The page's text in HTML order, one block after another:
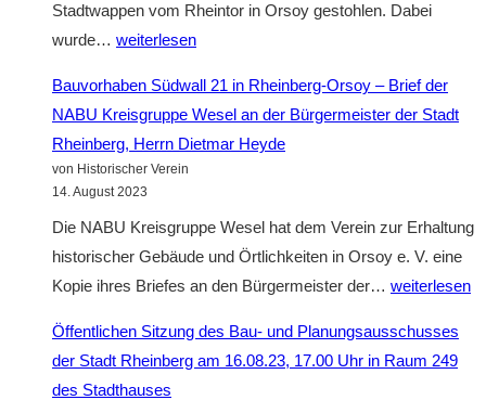
Stadtwappen vom Rheintor in Orsoy gestohlen. Dabei
wurde… Diebstahl
Orsoyer
Stadtwappen
vom
Rheintor
weiterlesen
Bauvorhaben Südwall 21 in Rheinberg-Orsoy – Brief der
NABU Kreisgruppe Wesel an der Bürgermeister der Stadt
Rheinberg, Herrn Dietmar Heyde
von Historischer Verein
14. August 2023
Die NABU Kreisgruppe Wesel hat dem Verein zur Erhaltung
historischer Gebäude und Örtlichkeiten in Orsoy e. V. eine
Kopie ihres Briefes an den Bürgermeister der… Bauvorhaben
21
in
weiterlesen
Öffentlichen Sitzung des Bau- und Planungsausschusses
der Stadt Rheinberg am 16.08.23, 17.00 Uhr in Raum 249
des Stadthauses